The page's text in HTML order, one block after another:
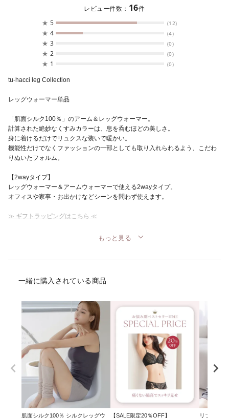
レビュー件数： 16件
★ 5 (12)
★ 4 (4)
★ 3 (0)
★ 2 (0)
★ 1 (0)
tu-hacci leg Collection
レッグウォーマー単品
「肌面シルク100％」のアーム＆レッグウォーマー。
計算された絶妙なくすみカラーは、息を呑むほどの美しさ。
身に着けるだけでリュクスな装いで暖かい。
機能性だけでなくファッションの一部としても取り入れられるよう、こだわ
りぬいたフォルム。
【2wayタイプ】
レッグウォーマー＆アームウォーマーで使える2wayタイプ。
オフィスや家事・お出かけなどシーンを問わず使えます。
≫ ギフトラッピングはこちら ≪
もっと見る
一緒に購入されている商品
肌面シルク100％ シルクレッグウ 【SALE限定20％OFF】 リブレー